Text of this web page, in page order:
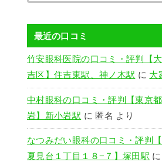
最近の口コミ
竹安眼科医院の口コミ・評判【
吉区】住吉東駅、神ノ木駅 に 大
中村眼科の口コミ・評判【東京
岩】新小岩駅 に 匿名 より
なつみだい眼科の口コミ・評判
夏見台１丁目１８−７】塚田駅 に